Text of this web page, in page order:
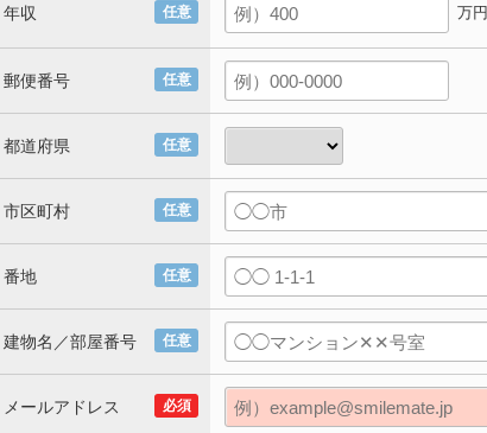
任意
年収 万円
任意
郵便番号
任意
都道府県
任意
市区町村
任意
番地
任意
建物名／部屋番号
必須
メールアドレス